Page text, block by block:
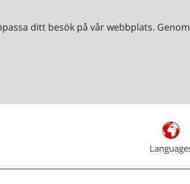
ditt besök på vår webbplats.